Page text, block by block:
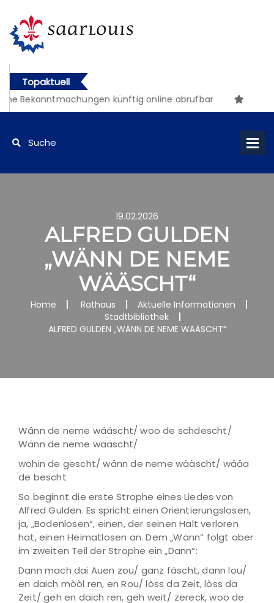
Topaktuell
Bekanntmachungen künftig online abrufbar
19.02.2026
ALFRED GULDEN
„WÄNN DE NEME
WÄÄSCHT“
Home Rathaus
Aktuelle Informationen
Stadtbibliothek
ALFRED GULDEN „WÄNN DE NEME WÄÄSCHT“
Wänn de neme wääscht/ woo de schdescht/
Wänn de neme wääscht/
wohin de gescht/ wänn de neme wääscht/ wääa
de bescht
So beginnt die erste Strophe eines Liedes von
Alfred Gulden. Es spricht einen Orientierungslosen,
ja, „Bodenlosen“, einen, der seinen Halt verloren
hat, einen Heimatlosen an. Dem „Wänn“ folgt aber
im zweiten Teil der Strophe ein „Dann“:
Dann mach dai Auen zou/ ganz fäscht, dann lou/
en daich mòòl ren, en Rou/ lòss da Zeit, lòss da
Zeit/ geh en daich ren, geh weit/ zereck, woo de